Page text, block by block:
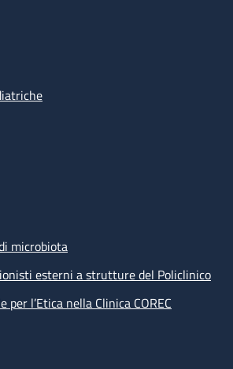
microbiota
esterni a strutture del Policlinico
per l’Etica nella Clinica COREC